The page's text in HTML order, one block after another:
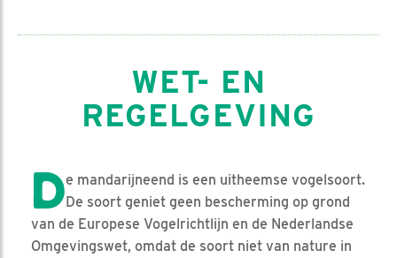
WET- EN
REGELGEVING
De mandarijneend is een uitheemse vogelsoort.
De soort geniet geen bescherming op grond
van de Europese Vogelrichtlijn en de Nederlandse
Omgevingswet, omdat de soort niet van nature in